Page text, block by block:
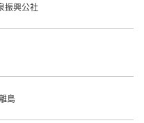
振興公社
島